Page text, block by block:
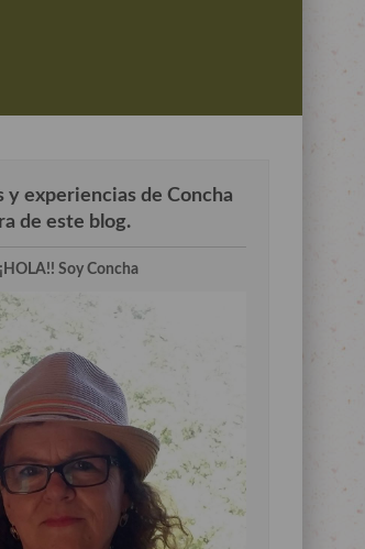
y experiencias de Concha
de este blog.
¡HOLA!! Soy Concha